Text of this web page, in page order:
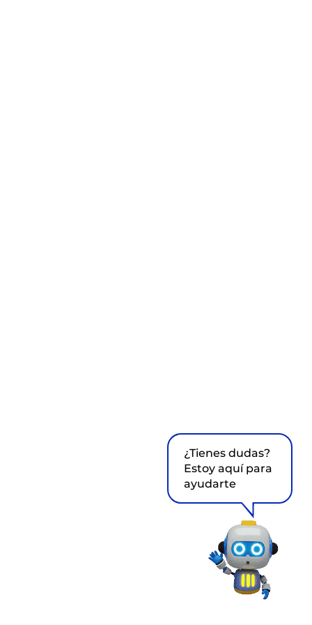
¿Tienes dudas?
Estoy aquí para
ayudarte